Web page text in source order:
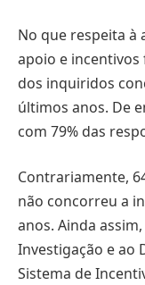
No que respeita à
apoio e incentivos
dos inquiridos
últimos anos. De
com 79% das
Contrariamente,
não concorreu a
anos. Ainda
Investigação e ao
Sistema de